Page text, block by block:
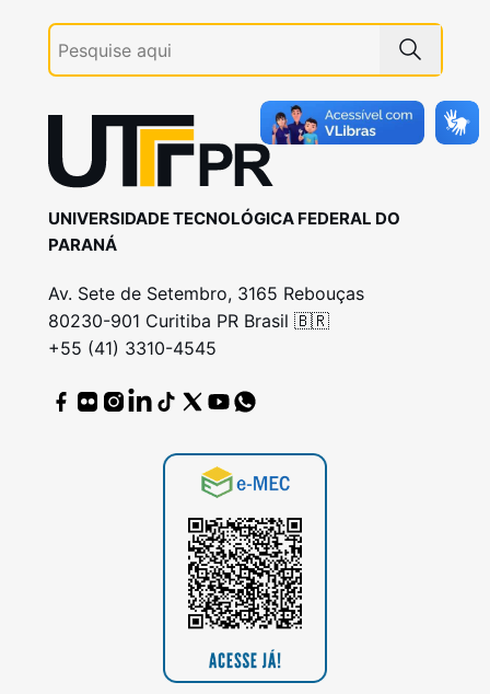
UNIVERSIDADE TECNOLÓGICA FEDERAL DO
PARANÁ
Av. Sete de Setembro, 3165 Rebouças
80230-901 Curitiba PR Brasil 🇧🇷
+55 (41) 3310-4545